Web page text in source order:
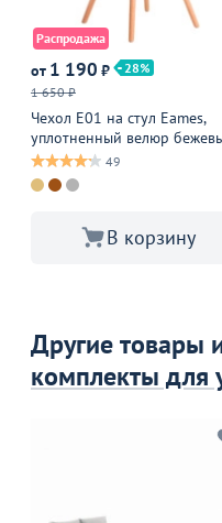
Распродажа
от 1 190 ₽
28
1 650 ₽
Чехол Е01 на стул Eames,
уплотненный велюр
49
В корзину
Другие товары
комплекты для